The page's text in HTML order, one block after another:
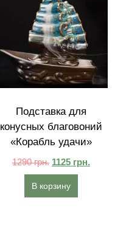
Подставка для
конусных благовоний
«Корабль удачи»
1290грн. 1125 грн.
В корзину